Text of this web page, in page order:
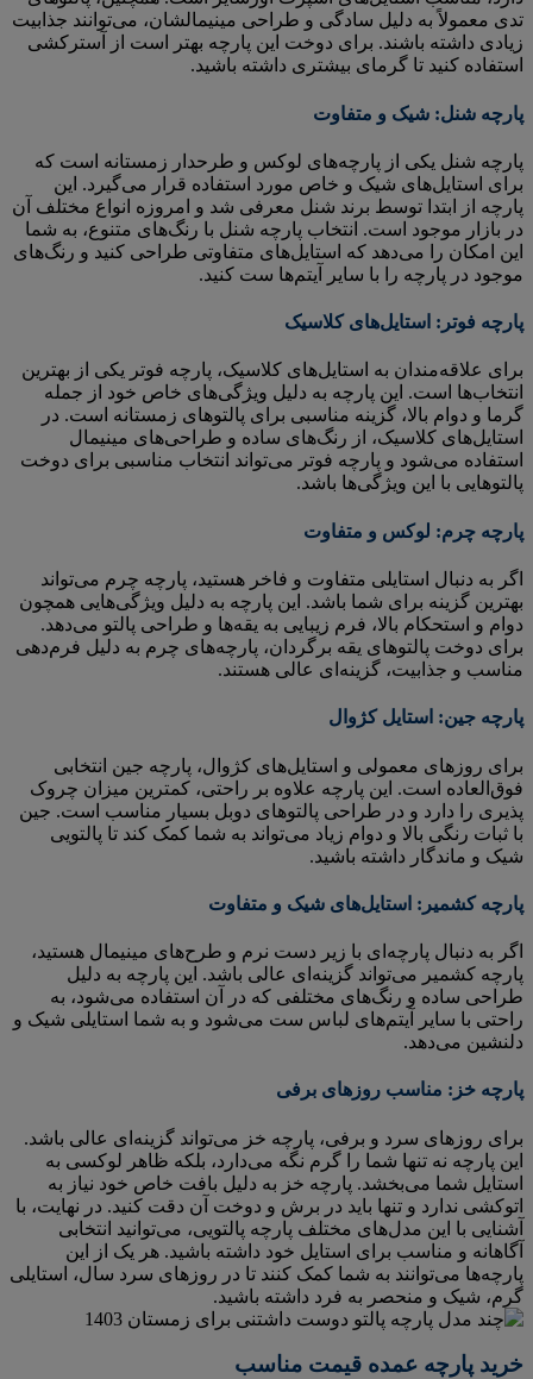
تدی معمولاً به دلیل سادگی و طراحی مینیمالشان، می‌توانند جذابیت
زیادی داشته باشند. برای دوخت این پارچه بهتر است از آسترکشی
استفاده کنید تا گرمای بیشتری داشته باشید.
پارچه شنل: شیک و متفاوت
پارچه شنل یکی از پارچه‌های لوکس و طرحدار زمستانه است که
برای استایل‌های شیک و خاص مورد استفاده قرار می‌گیرد. این
پارچه از ابتدا توسط برند شنل معرفی شد و امروزه انواع مختلف آن
در بازار موجود است. انتخاب پارچه شنل با رنگ‌های متنوع، به شما
این امکان را می‌دهد که استایل‌های متفاوتی طراحی کنید و رنگ‌های
موجود در پارچه را با سایر آیتم‌ها ست کنید.
پارچه فوتر: استایل‌های کلاسیک
برای علاقه‌مندان به استایل‌های کلاسیک، پارچه فوتر یکی از بهترین
انتخاب‌ها است. این پارچه به دلیل ویژگی‌های خاص خود از جمله
گرما و دوام بالا، گزینه مناسبی برای پالتوهای زمستانه است. در
استایل‌های کلاسیک، از رنگ‌های ساده و طراحی‌های مینیمال
استفاده می‌شود و پارچه فوتر می‌تواند انتخاب مناسبی برای دوخت
پالتوهایی با این ویژگی‌ها باشد.
پارچه چرم: لوکس و متفاوت
اگر به دنبال استایلی متفاوت و فاخر هستید، پارچه چرم می‌تواند
بهترین گزینه برای شما باشد. این پارچه به دلیل ویژگی‌هایی همچون
دوام و استحکام بالا، فرم زیبایی به یقه‌ها و طراحی پالتو می‌دهد.
برای دوخت پالتوهای یقه برگردان، پارچه‌های چرم به دلیل فرم‌دهی
مناسب و جذابیت، گزینه‌ای عالی هستند.
پارچه جین: استایل کژوال
برای روزهای معمولی و استایل‌های کژوال، پارچه جین انتخابی
فوق‌العاده است. این پارچه علاوه بر راحتی، کمترین میزان چروک
پذیری را دارد و در طراحی پالتوهای دوبل بسیار مناسب است. جین
با ثبات رنگی بالا و دوام زیاد می‌تواند به شما کمک کند تا پالتویی
شیک و ماندگار داشته باشید.
پارچه کشمیر: استایل‌های شیک و متفاوت
اگر به دنبال پارچه‌ای با زیر دست نرم و طرح‌های مینیمال هستید،
پارچه کشمیر می‌تواند گزینه‌ای عالی باشد. این پارچه به دلیل
طراحی ساده و رنگ‌های مختلفی که در آن استفاده می‌شود، به
راحتی با سایر آیتم‌های لباس ست می‌شود و به شما استایلی شیک و
دلنشین می‌دهد.
پارچه خز: مناسب روزهای برفی
برای روزهای سرد و برفی، پارچه خز می‌تواند گزینه‌ای عالی باشد.
این پارچه نه تنها شما را گرم نگه می‌دارد، بلکه ظاهر لوکسی به
استایل شما می‌بخشد. پارچه خز به دلیل بافت خاص خود نیاز به
اتوکشی ندارد و تنها باید در برش و دوخت آن دقت کنید. در نهایت، با
آشنایی با این مدل‌های مختلف پارچه پالتویی، می‌توانید انتخابی
آگاهانه و مناسب برای استایل خود داشته باشید. هر یک از این
پارچه‌ها می‌توانند به شما کمک کنند تا در روزهای سرد سال، استایلی
گرم، شیک و منحصر به فرد داشته باشید.
خرید پارچه عمده قیمت مناسب